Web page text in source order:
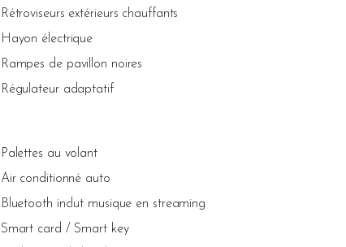
Rétroviseurs extérieurs chauffants
Hayon électrique
Rampes de pavillon noires
Régulateur adaptatif
Palettes au volant
Air conditionné auto
Bluetooth inclut musique en streaming
Smart card / Smart key